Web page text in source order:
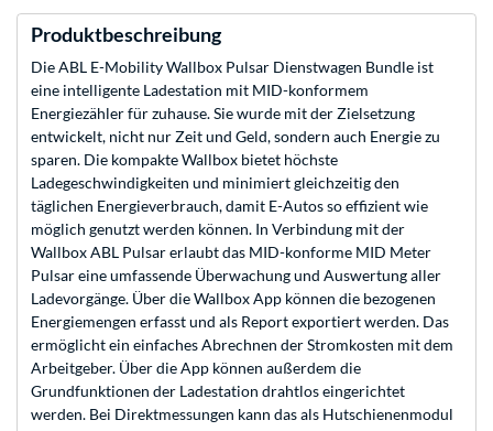
Produktbeschreibung
Die ABL E-Mobility Wallbox Pulsar Dienstwagen Bundle ist
eine intelligente Ladestation mit MID-konformem
Energiezähler für zuhause. Sie wurde mit der Zielsetzung
entwickelt, nicht nur Zeit und Geld, sondern auch Energie zu
sparen. Die kompakte Wallbox bietet höchste
Ladegeschwindigkeiten und minimiert gleichzeitig den
täglichen Energieverbrauch, damit E-Autos so effizient wie
möglich genutzt werden können. In Verbindung mit der
Wallbox ABL Pulsar erlaubt das MID-konforme MID Meter
Pulsar eine umfassende Überwachung und Auswertung aller
Ladevorgänge. Über die Wallbox App können die bezogenen
Energiemengen erfasst und als Report exportiert werden. Das
ermöglicht ein einfaches Abrechnen der Stromkosten mit dem
Arbeitgeber. Über die App können außerdem die
Grundfunktionen der Ladestation drahtlos eingerichtet
werden. Bei Direktmessungen kann das als Hutschienenmodul